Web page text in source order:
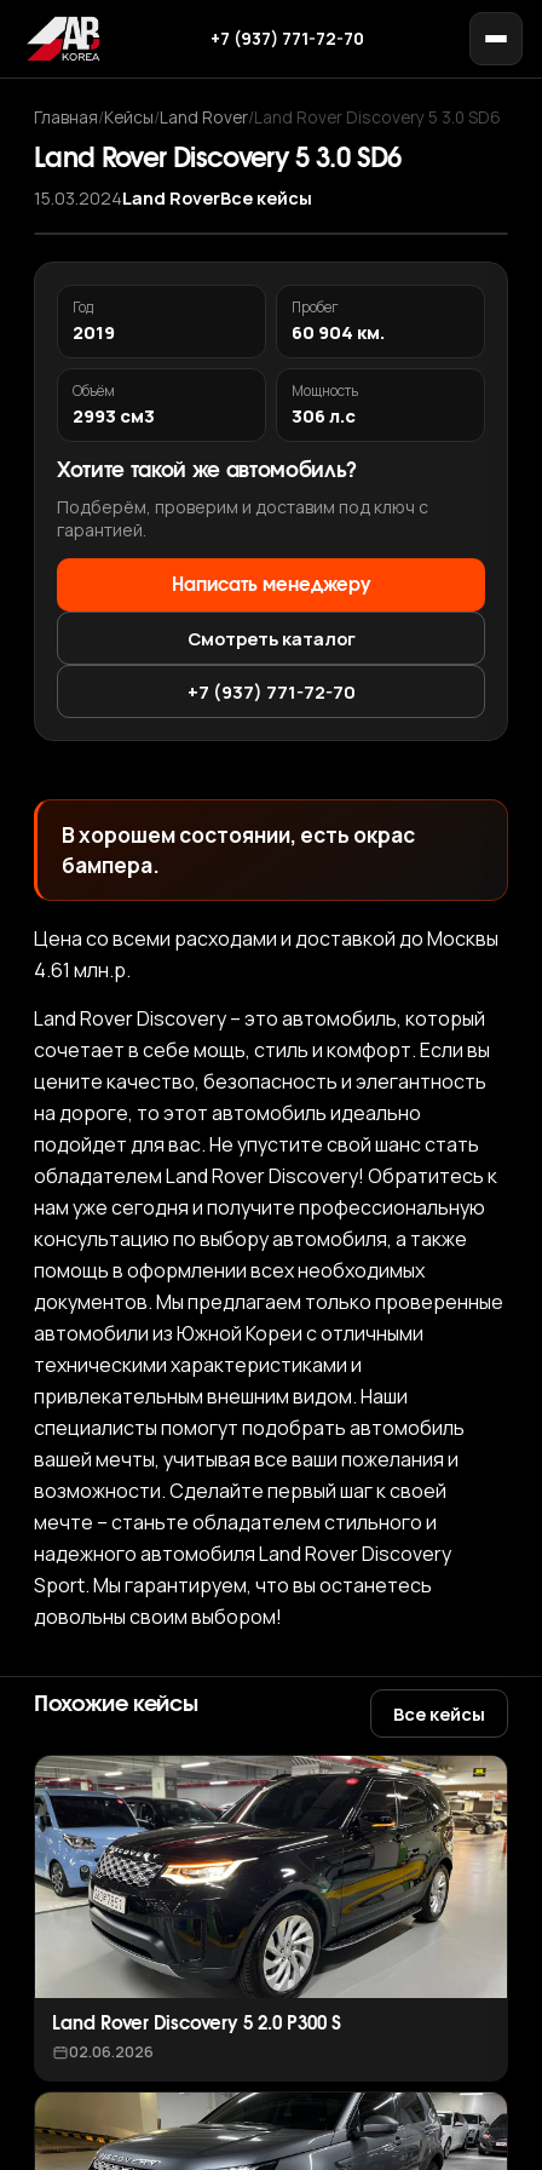
+7 (937) 771-72-70
Главная/Кейсы/Land Rover/Land Rover Discovery 5 3.0 SD6
Land Rover Discovery 5 3.0 SD6
15.03.2024Land RoverВсе кейсы
Год
2019
Пробег
60 904 км.
Объём
2993 см3
Мощность
306 л.с
Хотите такой же автомобиль?
Подберём, проверим и доставим под ключ с
гарантией.
Написать менеджеру
Смотреть каталог
+7 (937) 771-72-70
В хорошем состоянии, есть окрас
бампера.
Цена со всеми расходами и доставкой до Москвы
4.61 млн.р.
Land Rover Discovery – это автомобиль, который
сочетает в себе мощь, стиль и комфорт. Если вы
цените качество, безопасность и элегантность
на дороге, то этот автомобиль идеально
подойдет для вас. Не упустите свой шанс стать
обладателем Land Rover Discovery! Обратитесь к
нам уже сегодня и получите профессиональную
консультацию по выбору автомобиля, а также
помощь в оформлении всех необходимых
документов. Мы предлагаем только проверенные
автомобили из Южной Кореи с отличными
техническими характеристиками и
привлекательным внешним видом. Наши
специалисты помогут подобрать автомобиль
вашей мечты, учитывая все ваши пожелания и
возможности. Сделайте первый шаг к своей
мечте – станьте обладателем стильного и
надежного автомобиля Land Rover Discovery
Sport. Мы гарантируем, что вы останетесь
довольны своим выбором!
Похожие кейсы Все кейсы
Land Rover Discovery 5 2.0 P300 S
02.06.2026